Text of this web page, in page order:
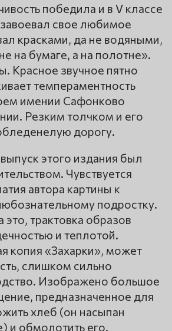
победила и в V классе
свое любимое
красками, да не водяными,
на бумаге, а на полотне».
Красное звучное пятно
темпераментность
имении Сафонково
Резким толчком и его
дорогу.
этого издания был
Чувствуется
автора картины к
подростку.
это, трактовка образов
и теплотой.
копия «Захарки», может
слишком сильно
Изображено большое
предназначенное для
хлеб (он насыпан
и обмолотить его.